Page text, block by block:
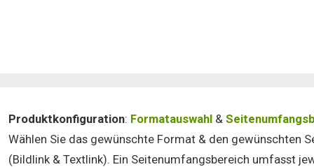
Produktkonfiguration: Formatauswahl &
Wählen Sie das gewünschte Format & den gewünschten
(Bildlink & Textlink). Ein Seitenumfangsbereich umfasst